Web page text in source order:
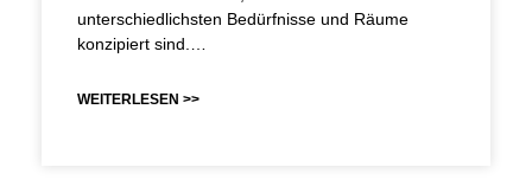
unterschiedlichsten Bedürfnisse und Räume
konzipiert sind.…
WEITERLESEN >>